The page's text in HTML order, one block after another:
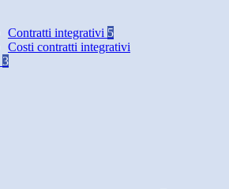
Contratti integrativi 5
Costi contratti integrativi
3